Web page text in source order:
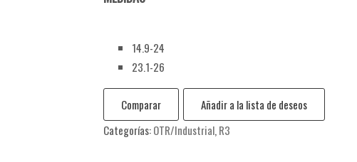
14.9-24
23.1-26
Comparar
Añadir a la lista de deseos
Categorías:OTR/Industrial, R3